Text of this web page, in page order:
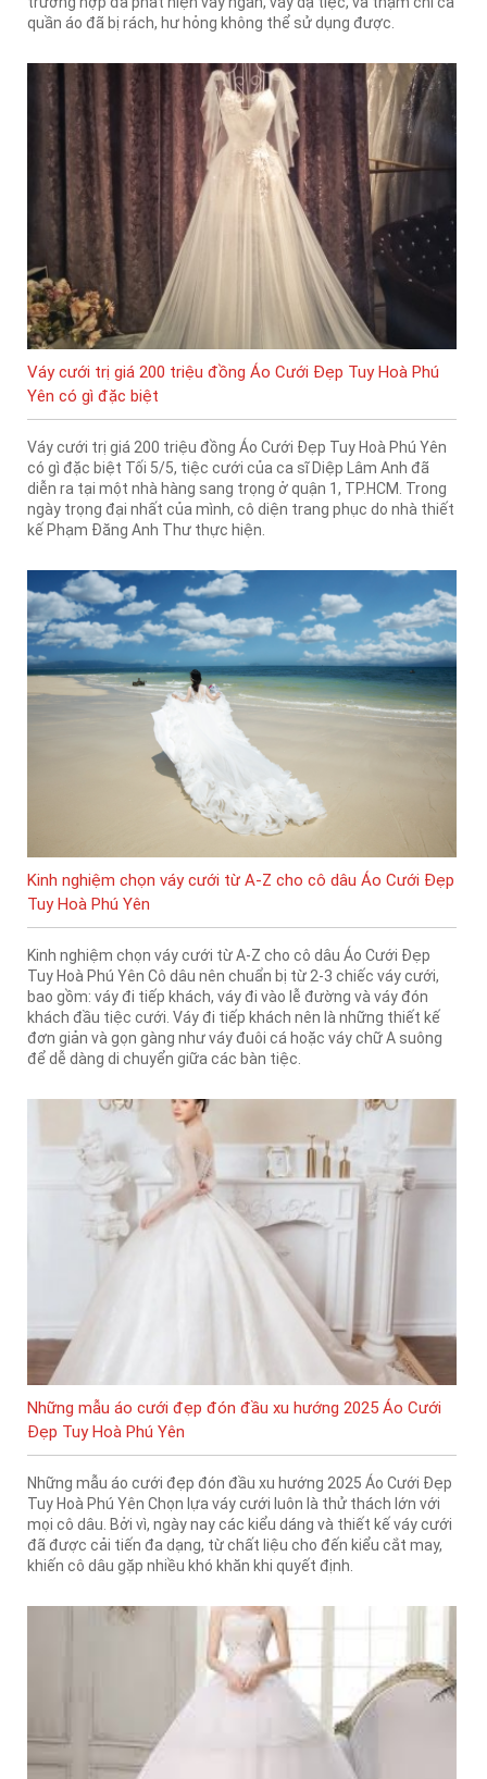
quần áo đã bị rách, hư hỏng không thể sử dụng được.
Váy cưới trị giá 200 triệu đồng Áo Cưới Đẹp Tuy Hoà Phú
Yên có gì đặc biệt
Váy cưới trị giá 200 triệu đồng Áo Cưới Đẹp Tuy Hoà Phú Yên
có gì đặc biệt Tối 5/5, tiệc cưới của ca sĩ Diệp Lâm Anh đã
diễn ra tại một nhà hàng sang trọng ở quận 1, TP.HCM. Trong
ngày trọng đại nhất của mình, cô diện trang phục do nhà thiết
kế Phạm Đăng Anh Thư thực hiện.
Kinh nghiệm chọn váy cưới từ A-Z cho cô dâu Áo Cưới Đẹp
Tuy Hoà Phú Yên
Kinh nghiệm chọn váy cưới từ A-Z cho cô dâu Áo Cưới Đẹp
Tuy Hoà Phú Yên Cô dâu nên chuẩn bị từ 2-3 chiếc váy cưới,
bao gồm: váy đi tiếp khách, váy đi vào lễ đường và váy đón
khách đầu tiệc cưới. Váy đi tiếp khách nên là những thiết kế
đơn giản và gọn gàng như váy đuôi cá hoặc váy chữ A suông
để dễ dàng di chuyển giữa các bàn tiệc.
Những mẫu áo cưới đẹp đón đầu xu hướng 2025 Áo Cưới
Đẹp Tuy Hoà Phú Yên
Những mẫu áo cưới đẹp đón đầu xu hướng 2025 Áo Cưới Đẹp
Tuy Hoà Phú Yên Chọn lựa váy cưới luôn là thử thách lớn với
mọi cô dâu. Bởi vì, ngày nay các kiểu dáng và thiết kế váy cưới
đã được cải tiến đa dạng, từ chất liệu cho đến kiểu cắt may,
khiến cô dâu gặp nhiều khó khăn khi quyết định.